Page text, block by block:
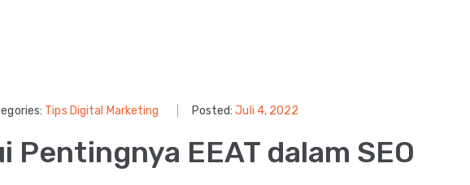
Tips Digital Marketing Posted:Juli 4, 2022
Pentingnya EEAT dalam SEO